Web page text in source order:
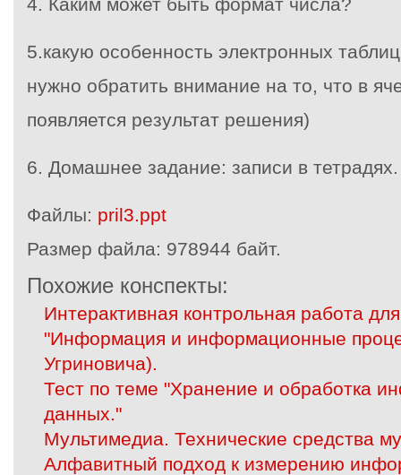
5.какую особенность электронных
нужно обратить внимание на то, что в
появляется результат решения)
6. Домашнее задание: записи в тетрадях.
Файлы: pril3.ppt
Размер файла: 978944 байт.
Похожие конспекты:
Интерактивная контрольная работа
"Информация и информационные
Угриновича).
Тест по теме "Хранение и обработка
данных."
Мультимедиа. Технические средства
Алфавитный подход к измерению